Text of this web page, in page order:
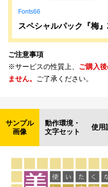
リセット
Fonts66
スペシャルパック『梅
ご注意事項
※サービスの性質上、 ご購入
ません。
ご了承ください。
サンプル
画像
動作環境・
文字セット
使用